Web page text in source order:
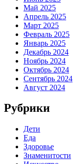
Май 2025
Апрель 2025
Март 2025
Февраль 2025
Январь 2025
Декабрь 2024
Ноябрь 2024
Октябрь 2024
Сентябрь 2024
Август 2024
Рубрики
Дети
Еда
Здоровье
Знаменитости